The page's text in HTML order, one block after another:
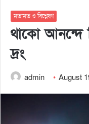
মতামত ও বিশ্লেষণ
থাকো আনন্দে
দ্রং
admin August